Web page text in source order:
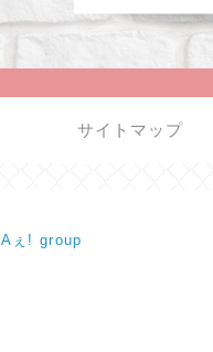
サイトマップ
Aぇ! group